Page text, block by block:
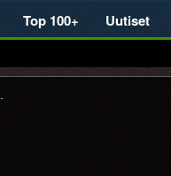
Top 100+ Uutiset